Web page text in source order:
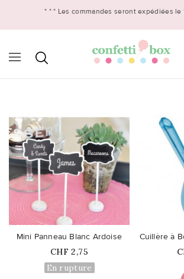
* * * Les commandes seront expédiées le
favorite_border
Mini Panneau Blanc Ardoise
Prix
CHF 2,75
En rupture
Cuillère à